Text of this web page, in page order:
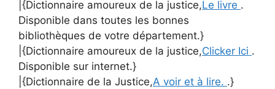
|{Dictionnaire amoureux de la justice,Le livre .
Disponible dans toutes les bonnes
bibliothèques de votre département.}
|{Dictionnaire amoureux de la justice,Clicker Ici .
Disponible sur internet.}
|{Dictionnaire de la Justice,A voir et à lire. .}